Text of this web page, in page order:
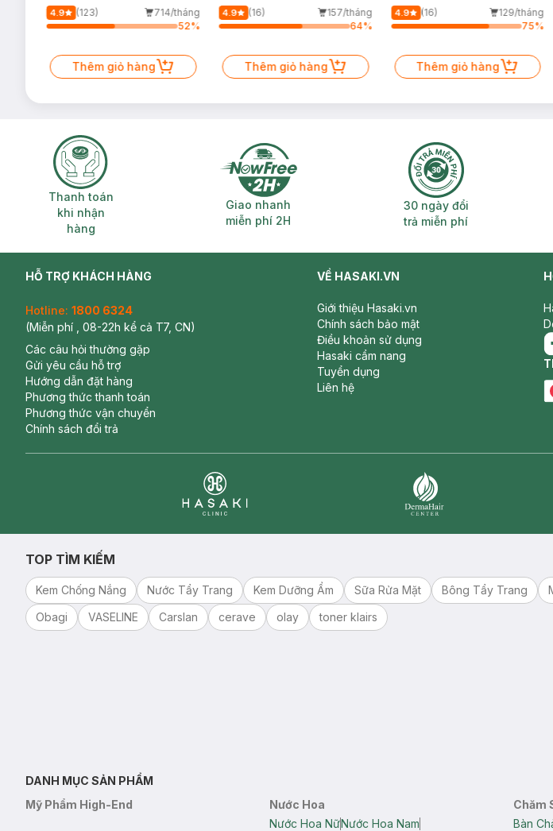
4.9 (123)
714/tháng
52%
Thêm giỏ hàng
Nước 900g
4.9 (16)
157/tháng
64%
Thêm giỏ hàng
4.9 (16)
129/tháng
75%
Thêm giỏ hàng
Thanh toán khi nhận hàng
Thanh toán
khi nhận
hàng
Giao nhanh miễn phí 2H
Giao nhanh
miễn phí 2H
30 ngày đổi trả
30 ngày đổi
trả miễn phí
HỖ TRỢ KHÁCH HÀNG
Hotline: 1800 6324
(Miễn phí , 08-22h kể cả T7, CN)
Các câu hỏi thường gặp
Gửi yêu cầu hỗ trợ
Hướng dẫn đặt hàng
Phương thức thanh toán
Phương thức vận chuyển
Chính sách đổi trả
VỀ HASAKI.VN
Giới thiệu Hasaki.vn
Chính sách bảo mật
Điều khoản sử dụng
Hasaki cẩm nang
Tuyển dụng
Liên hệ
TOP TÌM KIẾM
Kem Chống Nắng Nước Tẩy Trang Kem Dưỡng Ẩm Sữa Rửa Mặt Bông Tẩy Trang
Obagi
VASELINE Carslan cerave olay toner klairs
DANH MỤC SẢN PHẨM
Mỹ Phẩm High-End
Nước Hoa
Nước Hoa NữNước Hoa Nam
Chăm
Bàn